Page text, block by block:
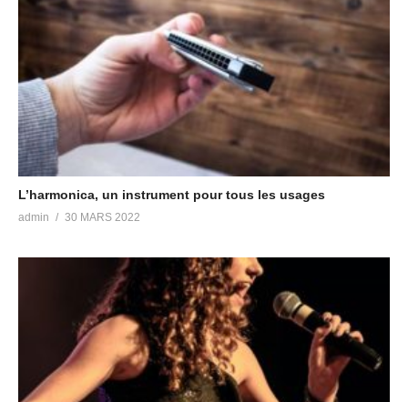
L’harmonica, un instrument pour tous les usages
admin 30 MARS 2022